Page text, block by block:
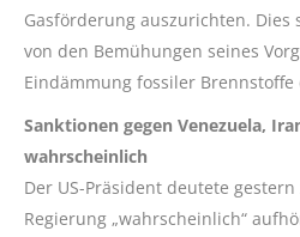
Gasförderung auszurichten.
von den Bemühungen seines
Eindämmung fossiler Brennstoffe
Sanktionen gegen Venezuela,
wahrscheinlich
Der US-Präsident deutete
Regierung „wahrscheinlich“